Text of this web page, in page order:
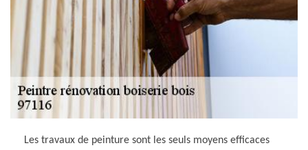
Les travaux de peinture sont les seuls moyens efficaces